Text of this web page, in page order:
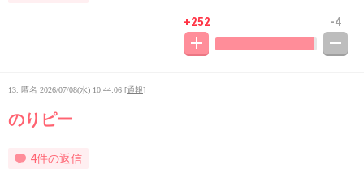
+252 -4
13. 匿名 2026/07/08(水) 10:44:06 [通報]
のりピー
4件の返信